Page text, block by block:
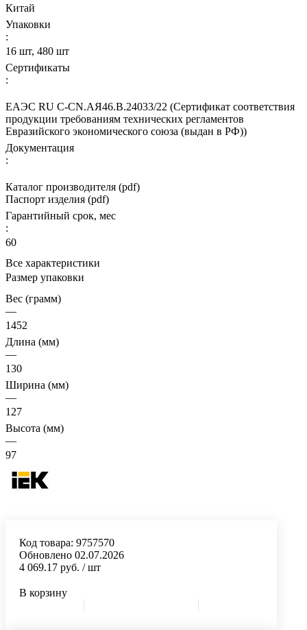
Китай
Упаковки
:
16 шт, 480 шт
Сертификаты
:
ЕАЭС RU С-CN.АЯ46.В.24033/22 (Сертификат соответствия
продукции требованиям технических регламентов
Евразийского экономического союза (выдан в РФ))
Документация
:
Каталог производителя (pdf)
Паспорт изделия (pdf)
Гарантийный срок, мес
:
60
Все характеристики
Размер упаковки
Вес (грамм)
—
1452
Длина (мм)
—
130
Ширина (мм)
—
127
Высота (мм)
—
97
Код товара: 9757570
Обновлено 02.07.2026
4 069.17 руб. / шт
В корзину